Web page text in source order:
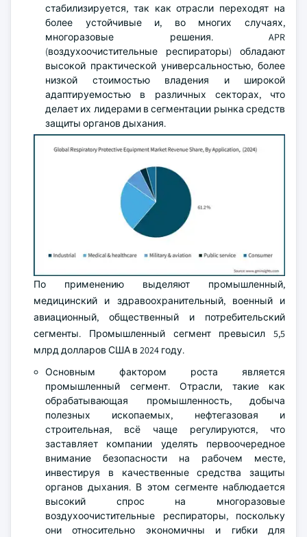
стабилизируется, так как отрасли переходят на
более устойчивые и, во многих случаях,
многоразовые решения. APR
(воздухоочистительные респираторы) обладают
высокой практической универсальностью, более
низкой стоимостью владения и широкой
адаптируемостью в различных секторах, что
делает их лидерами в сегментации рынка средств
защиты органов дыхания.
По применению выделяют промышленный,
медицинский и здравоохранительный, военный и
авиационный, общественный и потребительский
сегменты. Промышленный сегмент превысил 5,5
млрд долларов США в 2024 году.
Основным фактором роста является
промышленный сегмент. Отрасли, такие как
обрабатывающая промышленность, добыча
полезных ископаемых, нефтегазовая и
строительная, всё чаще регулируются, что
заставляет компании уделять первоочередное
внимание безопасности на рабочем месте,
инвестируя в качественные средства защиты
органов дыхания. В этом сегменте наблюдается
высокий спрос на многоразовые
воздухоочистительные респираторы, поскольку
они относительно экономичны и гибки для